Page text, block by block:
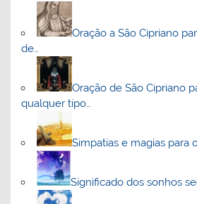
Oração a São Cipriano
de…
Oração de São Cipriano
qualquer tipo…
Simpatias e magias para
Significado dos sonhos